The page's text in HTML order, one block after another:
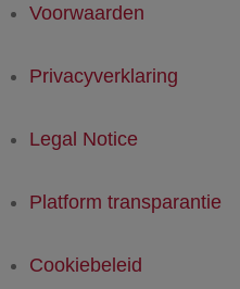
Voorwaarden
Privacyverklaring
Legal Notice
Platform transparantie
Cookiebeleid